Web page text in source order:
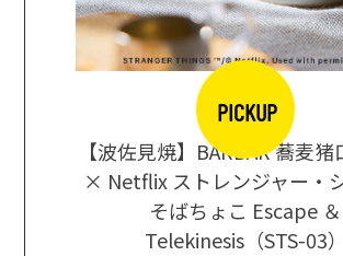
PICKUP
【波佐見焼】BARBAR 蕎麦
× Netflix ストレンジャー・
そばちょこ Escape ＆
Telekinesis（STS-03）